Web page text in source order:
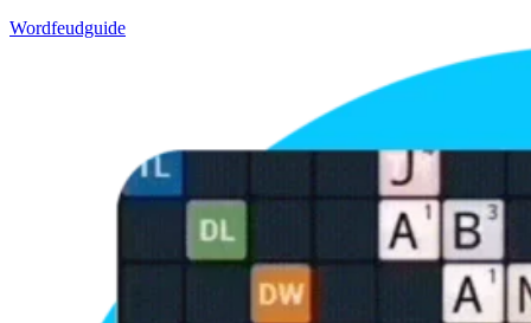
Wordfeudguide